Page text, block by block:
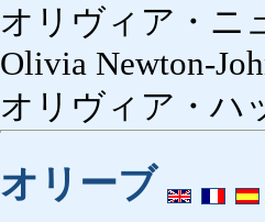
オリヴィア・ニ
Olivia Newton-
オリヴィア・ハ
オリーブ